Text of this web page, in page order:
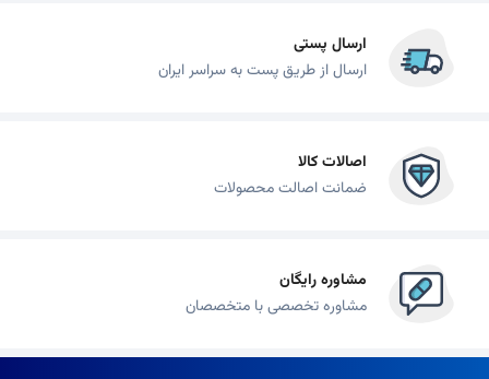
ارسال پستی
ارسال از طریق پست به سراسر ایران
اصالات کالا
ضمانت اصالت محصولات
مشاوره رایگان
مشاوره تخصصی با متخصصان